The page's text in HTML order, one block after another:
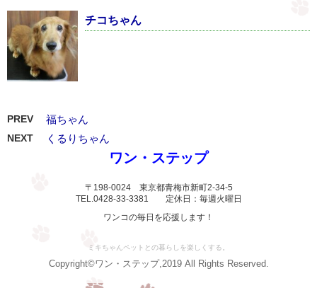
チコちゃん
PREV 福ちゃん
NEXT くるりちゃん
ワン・ステップ
〒198-0024 東京都青梅市新町2-34-5
TEL.0428-33-3381 定休日：毎週火曜日
ワンコの毎日を応援します！
ミキちゃんペットとの暮らしを楽しくする。
Copyright©ワン・ステップ,2019 All Rights Reserved.